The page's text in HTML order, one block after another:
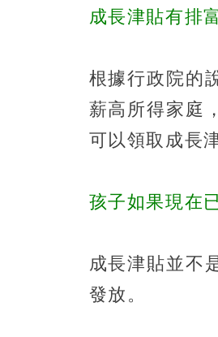
成長津貼有排
根據行政院的
薪高所得家庭
可以領取成長
孩子如果現在
成長津貼並不
發放。